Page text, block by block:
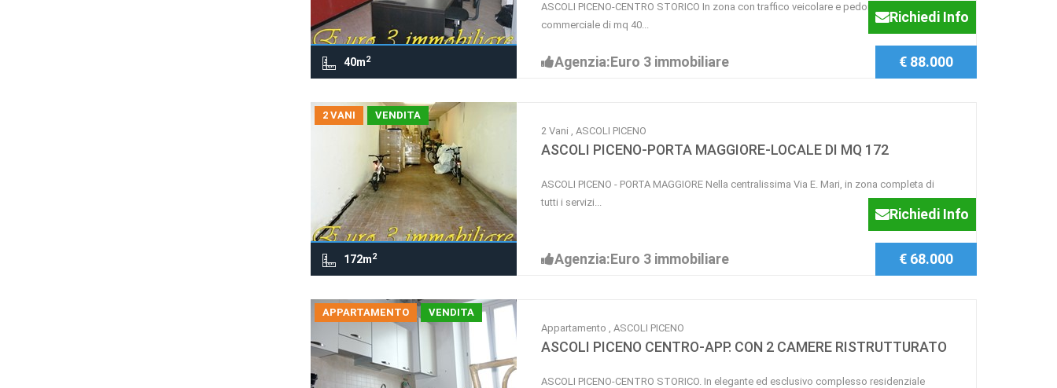
40m2
ASCOLI PICENO-CENTRO STORICO In zona con traffico veicolare e pedonale, locale
commerciale di mq 40...
Richiedi Info
Agenzia:Euro 3 immobiliare € 88.000
2 VANI VENDITA
172m2
2 Vani , ASCOLI PICENO
ASCOLI PICENO-PORTA MAGGIORE-LOCALE DI MQ 172
ASCOLI PICENO - PORTA MAGGIORE Nella centralissima Via E. Mari, in zona completa di
tutti i servizi...
Richiedi Info
Agenzia:Euro 3 immobiliare € 68.000
APPARTAMENTO VENDITA
Appartamento , ASCOLI PICENO
ASCOLI PICENO CENTRO-APP. CON 2 CAMERE RISTRUTTURATO
ASCOLI PICENO-CENTRO STORICO. In elegante ed esclusivo complesso residenziale